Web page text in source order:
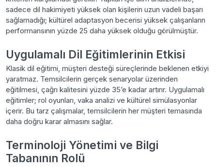
sadece dil hakimiyeti yüksek olan kişilerin uzun vadeli başarı
sağlamadığı; kültürel adaptasyon becerisi yüksek çalışanların
performansının yüzde 25 daha yüksek olduğu görülmüştür.
Uygulamalı Dil Eğitimlerinin Etkisi
Klasik dil eğitimi, müşteri desteği süreçlerinde beklenen etkiyi
yaratmaz. Temsilcilerin gerçek senaryolar üzerinden
eğitilmesi, çağrı kalitesini yüzde 35’e kadar artırır. Uygulamalı
eğitimler; rol oyunları, vaka analizi ve kültürel simülasyonlar
içerir. Bu tarz çalışmalar, temsilcilerin her müşteri temasında
daha doğru karar almasını sağlar.
Terminoloji Yönetimi ve Bilgi
Tabanının Rolü